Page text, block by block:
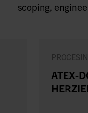
scoping,
ATEX-